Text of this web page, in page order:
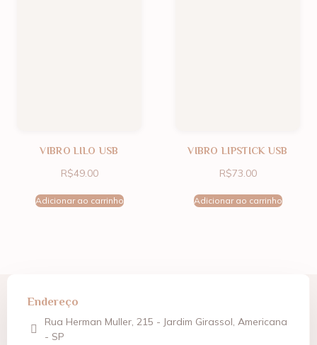
VIBRO LILO USB
R$49.00
Adicionar ao carrinho
VIBRO LIPSTICK USB
R$73.00
Adicionar ao carrinho
Endereço
Rua Herman Muller, 215 - Jardim Girassol, Americana
- SP